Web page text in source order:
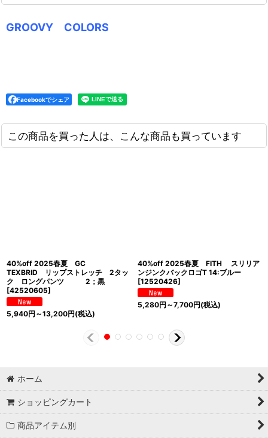
GROOVY COLORS
Facebookでシェア
この商品を買った人は、こんな商品も買っています
40%off 2025春夏 GC
TEXBRID リップストレッチ 2タッ
ク ロングパンツ 2；黒
[42520605]
5,940円 ～13,200円(税込)
40%off 2025春夏 FITH スリリア
ンジンクバックロゴT 14:ブルー
[12520426]
5,280円 ～7,700円(税込)
ホーム
ショッピングカート
商品アイテム別